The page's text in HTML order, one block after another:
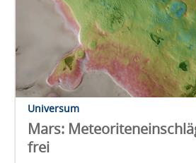
Universum
Mars:
frei